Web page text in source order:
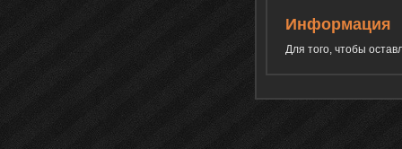
Информация
Для того, чтобы